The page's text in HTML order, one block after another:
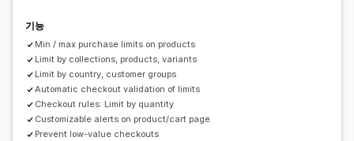
기능
Min / max purchase limits on products
Limit by collections, products, variants
Limit by country, customer groups
Automatic checkout validation of limits
Checkout rules: Limit by quantity
Customizable alerts on product/cart page
Prevent low-value checkouts